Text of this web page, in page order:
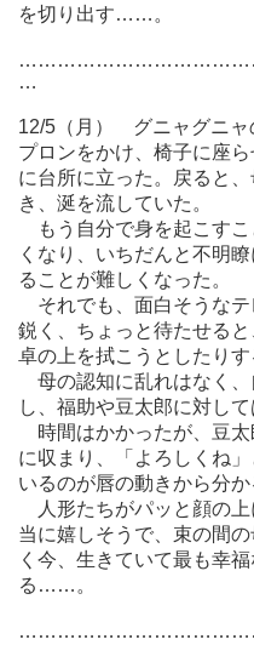
を切り出す……。
…
12/5（月） グニャグニャ
プロンをかけ、椅子に座
に台所に立った。戻ると
き、涎を流していた。
もう自分で身を起こすこ
くなり、いちだんと不明
ることが難しくなった。
それでも、面白そうなテ
鋭く、ちょっと待たせる
卓の上を拭こうとしたりす
母の認知に乱れはなく、
し、福助や豆太郎に対し
時間はかかったが、豆太
に収まり、「よろしくね
いるのが唇の動きから分か
人形たちがパッと顔の上
当に嬉しそうで、束の間
く今、生きていて最も幸
る……。